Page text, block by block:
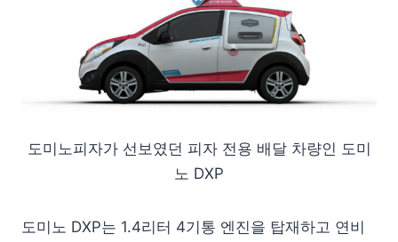
도미노피자가 선보였던 피자 전용 배달 차량인 도미
노 DXP
도미노 DXP는 1.4리터 4기통 엔진을 탑재하고 연비